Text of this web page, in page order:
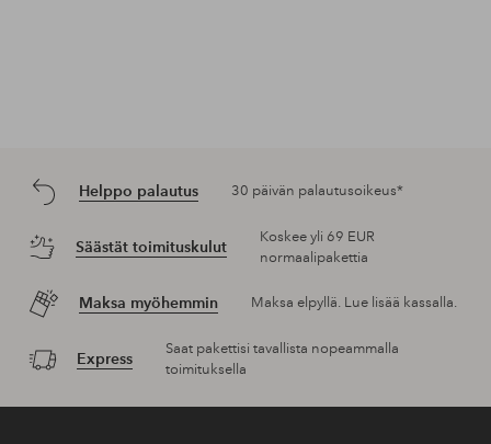
Helppo palautus 30 päivän palautusoikeus*
Säästät toimituskulut
Koskee yli 69 EUR
normaalipakettia
Maksa myöhemmin Maksa elpyllä. Lue lisää kassalla.
Express
Saat pakettisi tavallista nopeammalla
toimituksella